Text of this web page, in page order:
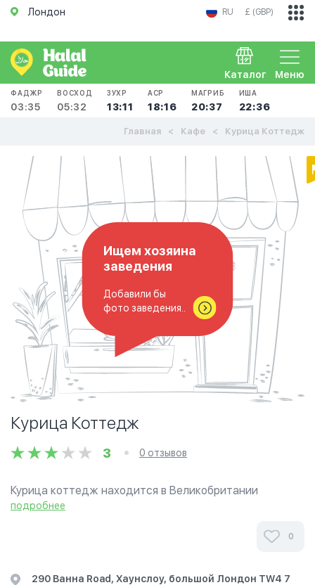
Лондон RU £ (GBP)
Меню
Каталог
ФАДЖР
03:35
ВОСХОД
05:32
ЗУХР
13:11
АСР
18:16
МАГРИБ
20:37
ИША
22:36
Главная Кафе Курица Коттедж
Ищем хозяина
заведения
Добавили бы
фото заведения..
Курица Коттедж
3 0 отзывов
Курица коттедж находится в Великобритании
халяльных фаст-фуда основана в 1994 году. Его вкус
подробнее
0
290 Ванна Road, Хаунслоу, большой Лондон TW4 7